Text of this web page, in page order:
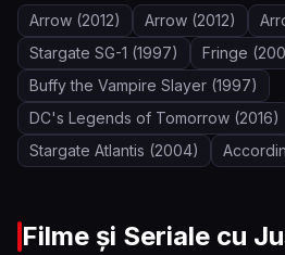
Arrow (2012) Arrow (2012)
Stargate SG-1 (1997) Fringe
Buffy the Vampire Slayer (1997)
DC's Legends of Tomorrow (2016)
Stargate Atlantis (2004)
Filme și Seriale cu